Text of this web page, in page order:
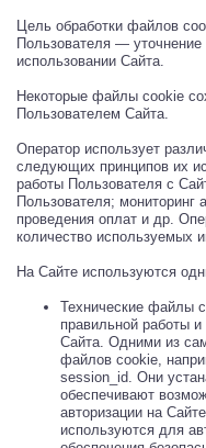
Цель обработки файлов
Пользователя —
использовании Сайта.
Некоторые файлы cookie
Пользователем Сайта.
Оператор использует
следующих принципов их
работы Пользователя с
Пользователя; мониторинг
проведения оплат и др.
количество используемых
На Сайте используются
Технические файлы
правильной работы
Сайта. Одними из
файлов cookie,
session_id. Они
обеспечивают
авторизации на
используются для